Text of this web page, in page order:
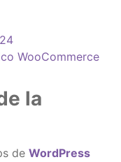
WooCommerce
la
de WordPress